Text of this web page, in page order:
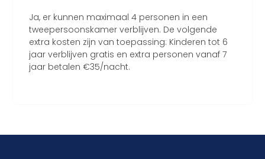
Ja, er kunnen maximaal 4 personen in een
tweepersoonskamer verblijven. De volgende
extra kosten zijn van toepassing: Kinderen tot 6
jaar verblijven gratis en extra personen vanaf 7
jaar betalen €35/nacht.